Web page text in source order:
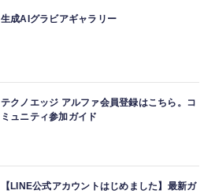
生成AIグラビアギャラリー
テクノエッジ アルファ会員登録はこちら。コ
ミュニティ参加ガイド
【LINE公式アカウントはじめました】最新ガ